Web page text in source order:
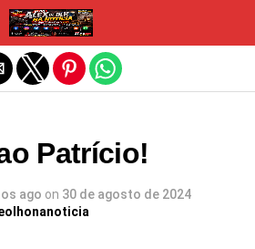
Patrício!
ago on 30 de agosto de 2024
da versão mobile